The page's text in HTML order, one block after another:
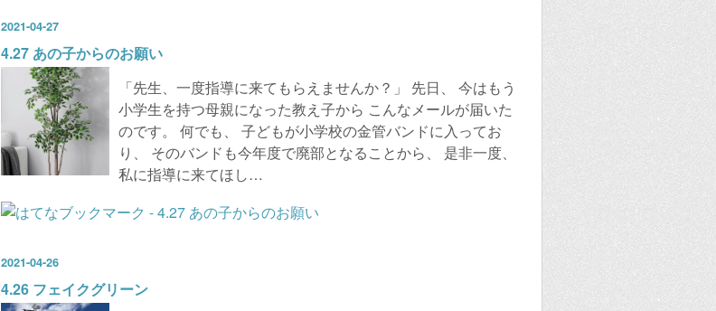
2021-04-27
4.27 あの子からのお願い
「先生、一度指導に来てもらえませんか？」 先日、 今はもう
小学生を持つ母親になった教え子から こんなメールが届いた
のです。 何でも、 子どもが小学校の金管バンドに入ってお
り、 そのバンドも今年度で廃部となることから、 是非一度、
私に指導に来てほし…
2021-04-26
4.26 フェイクグリーン